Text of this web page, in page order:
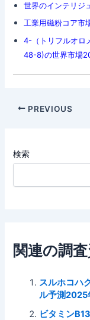
世界のインテリジ
工業用磁粉コア市
4-（トリフルオ
48-8)の世界市場
Post
PREVIOUS
検索
関連の調
スルホコハ
ル予測
ビタミン